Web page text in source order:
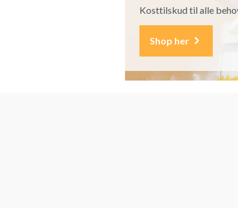
Kosttilskud til alle
Shop her